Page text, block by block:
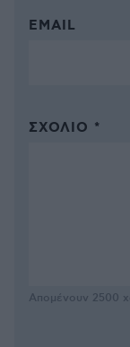
EMAIL
ΣΧΌΛΙΟ *
Απομένουν 2500